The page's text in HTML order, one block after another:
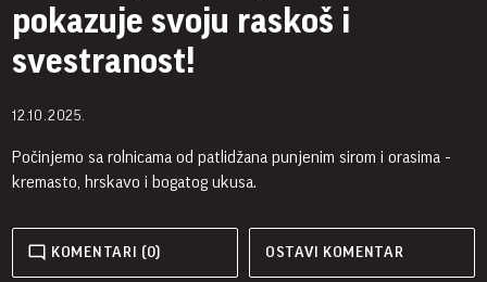
pokazuje svoju raskoš i
svestranost!
12.10.2025.
Počinjemo sa rolnicama od patlidžana punjenim sirom i orasima -
kremasto, hrskavo i bogatog ukusa.
KOMENTARI (0) OSTAVI KOMENTAR